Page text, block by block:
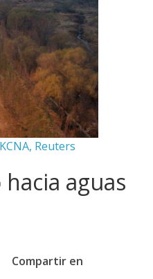
Reuters
aguas
Compartir en